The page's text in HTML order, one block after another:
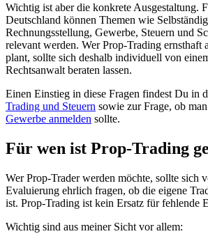
Wichtig ist aber die konkrete Ausgestaltung.
Deutschland können Themen wie
Rechnungsstellung, Gewerbe, Steuern und
relevant werden. Wer Prop-Trading ernsthaft
plant, sollte sich deshalb individuell von
Rechtsanwalt beraten lassen.
Einen Einstieg in diese Fragen findest Du in
Trading und Steuern sowie zur Frage, ob
Gewerbe anmelden sollte.
Für wen ist Prop-Trading
Wer Prop-Trader werden möchte, sollte sich
Evaluierung ehrlich fragen, ob die eigene
ist. Prop-Trading ist kein Ersatz für fehlende
Wichtig sind aus meiner Sicht vor allem: